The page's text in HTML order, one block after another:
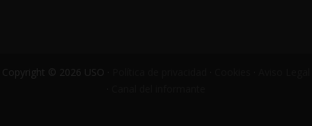
Copyright © 2026 USO ·